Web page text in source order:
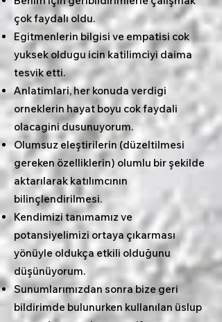
çok faydalı oldu.
Egitmenlerin bilgisi ve empatisi cok
yuksek oldugu icin katilimciyi daima
tesvik etti.
Anlatimlari, her konuda verdigi
orneklerin hayat boyu cok faydali
olacagini dusunuyorum.
Olumsuz eleştirilerin (düzeltilmesi
gereken özelliklerin) olumlu bir şekilde
aktarılarak katılımcının
bilinçlendirilmesi.
Kendimizi tanımamız ve
potansiyelimizi ortaya çıkarması
yönüyle oldukça etkili olduğunu
düşünüyorum.
Sunumlarımızdan sonra bize geri
bildirimde bulunurken kullanılan üslup